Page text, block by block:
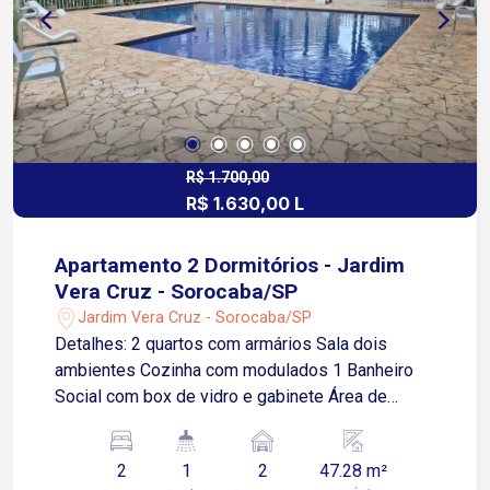
R$ 1.700,00
R$ 1.630,00 L
Apartamento 2 Dormitórios - Jardim
Vera Cruz - Sorocaba/SP
Jardim Vera Cruz - Sorocaba/SP
Detalhes: 2 quartos com armários Sala dois
ambientes Cozinha com modulados 1 Banheiro
Social com box de vidro e gabinete Área de
Infraestrutura do Condomínio: Portaria 24 horas,
garantindo segurança e tranquilidade Piscina
2 1 2 47.28 m²